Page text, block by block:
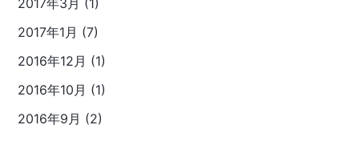
2017年1月 (7)
2016年12月 (1)
2016年10月 (1)
2016年9月 (2)